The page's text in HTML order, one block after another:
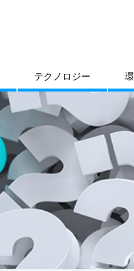
テクノロジー